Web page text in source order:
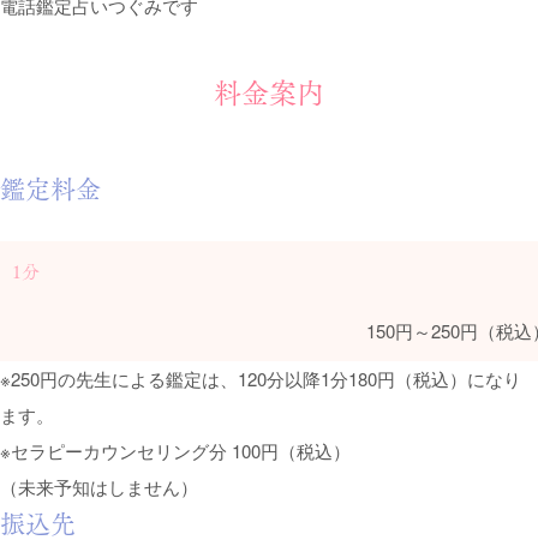
電話鑑定占いつぐみです
料金案内
鑑定料金
1分
150円～250円（税込
※250円の先生による鑑定は、120分以降1分180円（税込）になり
ます。
※セラピーカウンセリング分 100円（税込）
（未来予知はしません）
振込先